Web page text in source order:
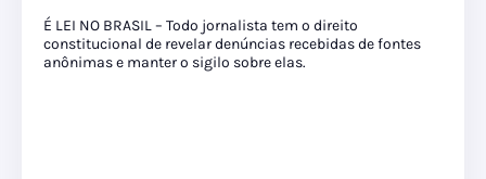
É LEI NO BRASIL – Todo jornalista tem o direito
constitucional de revelar denúncias recebidas de fontes
anônimas e manter o sigilo sobre elas.